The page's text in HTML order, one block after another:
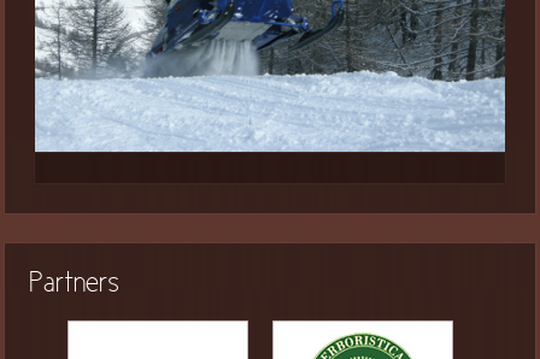
Partners